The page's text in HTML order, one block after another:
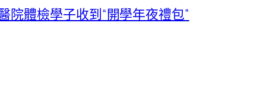
院體檢學子收到“開學年夜禮包”